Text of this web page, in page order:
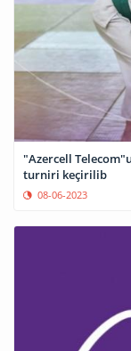
"Azercell
turniri keçirilib
08-06-2023